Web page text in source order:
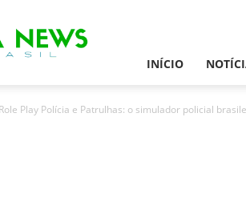
INÍCIO
Role Play Polícia e Patrulhas: o simulador policial